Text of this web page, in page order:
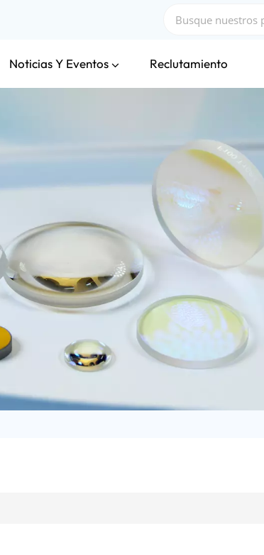
Noticias Y Eventos Reclutamiento